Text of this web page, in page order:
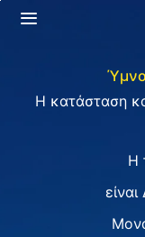
Η κατάσταση
H